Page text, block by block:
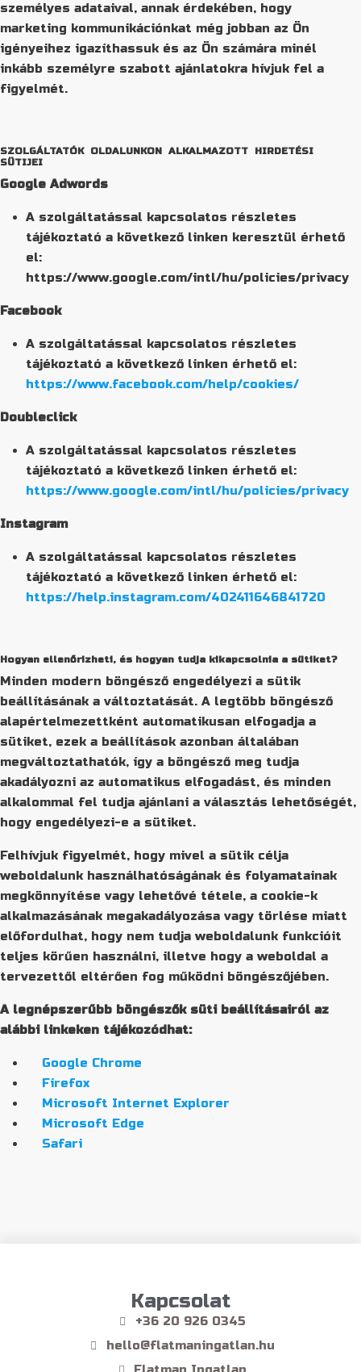
személyes adataival, annak érdekében, hogy
marketing kommunikációnkat még jobban az Ön
igényeihez igazíthassuk és az Ön számára minél
inkább személyre szabott ajánlatokra hívjuk fel a
figyelmét.
SZOLGÁLTATÓK OLDALUNKON ALKALMAZOTT HIRDETÉSI
SÜTIJEI
Google Adwords
A szolgáltatással kapcsolatos részletes
tájékoztató a következő linken keresztül érhető
el:
https://www.google.com/intl/hu/policies/privacy
Facebook
A szolgáltatással kapcsolatos részletes
tájékoztató a következő linken érhető el:
https://www.facebook.com/help/cookies/
Doubleclick
A szolgáltatással kapcsolatos részletes
tájékoztató a következő linken érhető el:
https://www.google.com/intl/hu/policies/privacy
Instagram
A szolgáltatással kapcsolatos részletes
tájékoztató a következő linken érhető el:
https://help.instagram.com/402411646841720
Hogyan ellenőrizheti, és hogyan tudja kikapcsolnia a sütiket?
Minden modern böngésző engedélyezi a sütik
beállításának a változtatását. A legtöbb böngésző
alapértelmezettként automatikusan elfogadja a
sütiket, ezek a beállítások azonban általában
megváltoztathatók, így a böngésző meg tudja
akadályozni az automatikus elfogadást, és minden
alkalommal fel tudja ajánlani a választás lehetőségét,
hogy engedélyezi-e a sütiket.
Felhívjuk figyelmét, hogy mivel a sütik célja
weboldalunk használhatóságának és folyamatainak
megkönnyítése vagy lehetővé tétele, a cookie-k
alkalmazásának megakadályozása vagy törlése miatt
előfordulhat, hogy nem tudja weboldalunk funkcióit
teljes körűen használni, illetve hogy a weboldal a
tervezettől eltérően fog működni böngészőjében.
A legnépszerűbb böngészők süti beállításairól az
alábbi linkeken tájékozódhat:
Google Chrome
Firefox
Microsoft Internet Explorer
Microsoft Edge
Safari
Kapcsolat
+36 20 926 0345
hello@flatmaningatlan.hu